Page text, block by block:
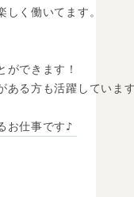
く働いてます。
ができます！
ある方も活躍していま
お仕事です♪